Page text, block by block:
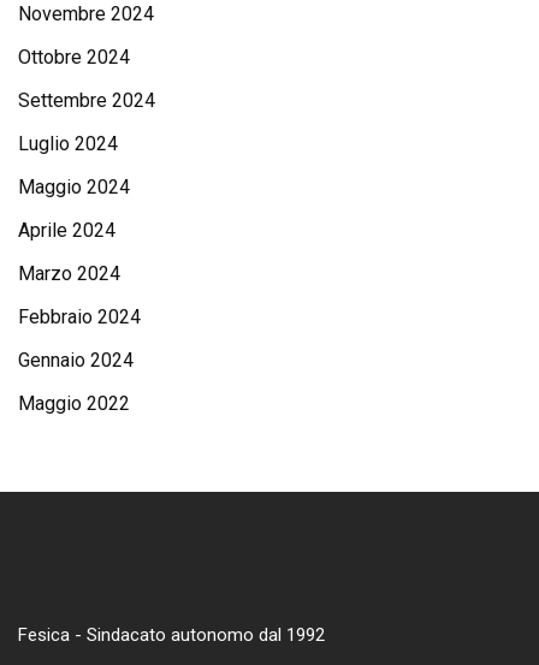
Novembre 2024
Ottobre 2024
Settembre 2024
Luglio 2024
Maggio 2024
Aprile 2024
Marzo 2024
Febbraio 2024
Gennaio 2024
Maggio 2022
Fesica - Sindacato autonomo dal 1992